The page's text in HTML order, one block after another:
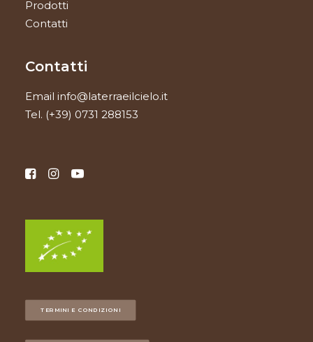
Prodotti
Contatti
Contatti
Email info@laterraeilcielo.it
Tel. (+39) 0731 288153
TERMINI E CONDIZIONI